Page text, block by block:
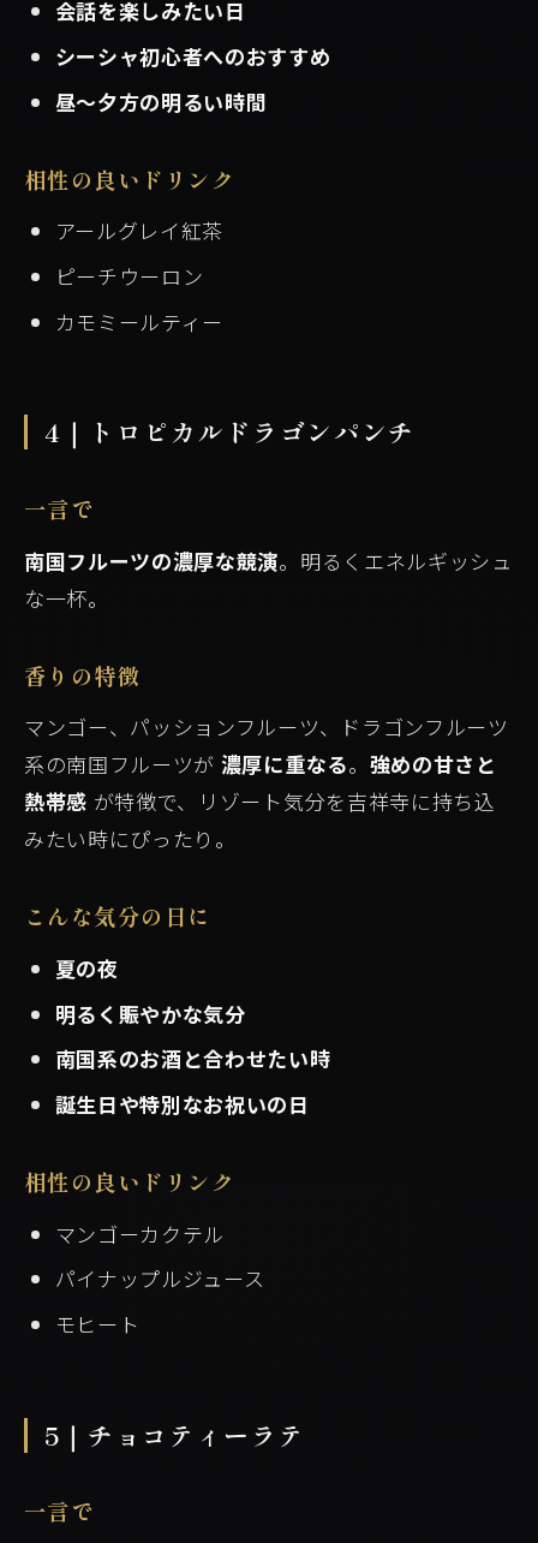
会話を楽しみたい日
シーシャ初心者へのおすすめ
昼〜夕方の明るい時間
相性の良いドリンク
アールグレイ紅茶
ピーチウーロン
カモミールティー
4｜トロピカルドラゴンパンチ
一言で
南国フルーツの濃厚な競演。明るくエネルギッシュ
な一杯。
香りの特徴
マンゴー、パッションフルーツ、ドラゴンフルーツ
系の南国フルーツが 濃厚に重なる。 強めの甘さと
熱帯感 が特徴で、リゾート気分を吉祥寺に持ち込
みたい時にぴったり。
こんな気分の日に
夏の夜
明るく賑やかな気分
南国系のお酒と合わせたい時
誕生日や特別なお祝いの日
相性の良いドリンク
マンゴーカクテル
パイナップルジュース
モヒート
5｜チョコティーラテ
一言で